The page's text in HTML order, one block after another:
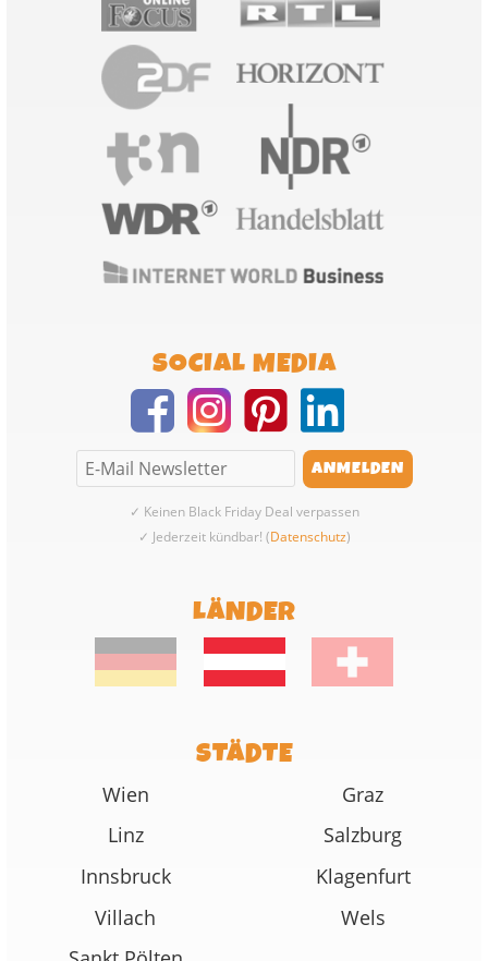
SOCIAL MEDIA
✓ Keinen Black Friday Deal verpassen
✓ Jederzeit kündbar! (Datenschutz)
LÄNDER
STÄDTE
Wien
Graz
Linz
Salzburg
Innsbruck
Klagenfurt
Villach
Wels